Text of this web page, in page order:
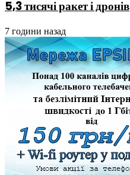
5,3 тисячі ракет і дронів
7 години назад